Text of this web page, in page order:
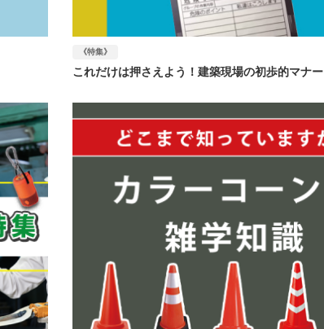
《特集》
これだけは押さえよう！建築現場の初歩的マナー